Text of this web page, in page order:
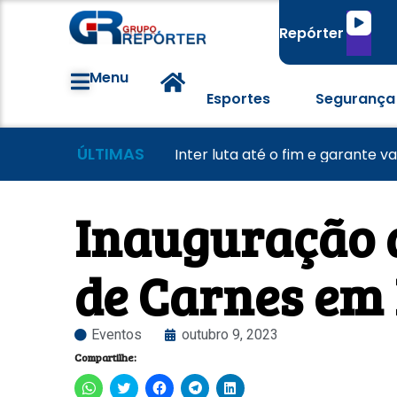
Repórter
Tocador
áudio
Menu
Esportes
Segurança
ÚLTIMAS Morador tem casa destruída
Lei Maria da Penha completa
Inter luta até o fim e garante
Inauguração
de Carnes
Eventos outubro 9, 2023
Compartilhe:
Clique Clique Clique Clique Clique